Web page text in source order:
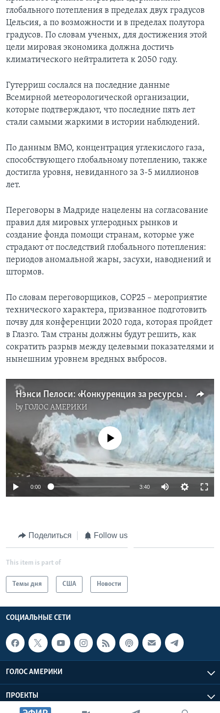
глобального потепления в пределах двух градусов
Цельсия, а по возможности и в пределах полутора
градусов. По словам ученых, для достижения этой
цели мировая экономика должна достичь
климатического нейтралитета к 2050 году.
Гутерриш сослался на последние данные
Всемирной метеорологической организации,
которые подтверждают, что последние пять лет
стали самыми жаркими в истории наблюдений.
По данным ВМО, концентрация углекислого газа,
способствующего глобальному потеплению, также
достигла уровня, невиданного за 3-5 миллионов
лет.
Переговоры в Мадриде нацелены на согласование
правил для мировых углеродных рынков и
создание фонда помощи странам, которые уже
страдают от последствий глобального потепления:
периодов аномальной жары, засухи, наводнений и
штормов.
По словам переговорщиков, COP25 ­­– мероприятие
технического характера, призванное подготовить
почву для конференции 2020 года, которая пройдет
в Глазго. Там страны должны будут решить, как
сократить разрыв между целевыми показателями и
нынешним уровнем вредных выбросов.
Нэнси Пелоси: «Конкуренция за ресурсы превращает экологию в вопрос национальной безопасности»
byГОЛОС АМЕРИКИ
No media source currently available
0:00 3:40
Поделиться Follow us
This item is part of
Темы дня США Новости
СОЦИАЛЬНЫЕ СЕТИ
ГОЛОС АМЕРИКИ
ПРОЕКТЫ